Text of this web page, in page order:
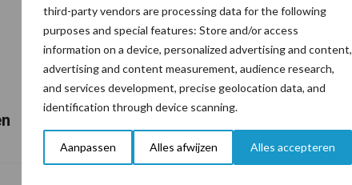
third-party vendors are processing data for the following
purposes and special features: Store and/or access
information on a device, personalized advertising and content,
advertising and content measurement, audience research,
and services development, precise geolocation data, and
identification through device scanning.
Aanpassen Alles afwijzen Alles accepteren
risicofactor voor mastitis